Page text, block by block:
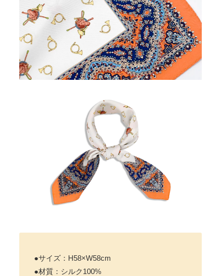
●サイズ：H58×W58cm
●材質：シルク100%